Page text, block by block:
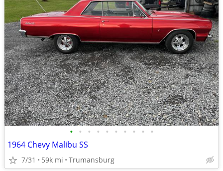
• • • • • • • • • •
1964 Chevy Malibu SS
7/31 59k mi Trumansburg